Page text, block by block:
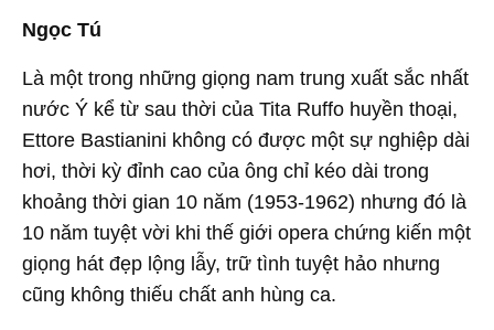
Ngọc Tú
Là một trong những giọng nam trung xuất sắc nhất
nước Ý kể từ sau thời của Tita Ruffo huyền thoại,
Ettore Bastianini không có được một sự nghiệp dài
hơi, thời kỳ đỉnh cao của ông chỉ kéo dài trong
khoảng thời gian 10 năm (1953-1962) nhưng đó là
10 năm tuyệt vời khi thế giới opera chứng kiến một
giọng hát đẹp lộng lẫy, trữ tình tuyệt hảo nhưng
cũng không thiếu chất anh hùng ca.